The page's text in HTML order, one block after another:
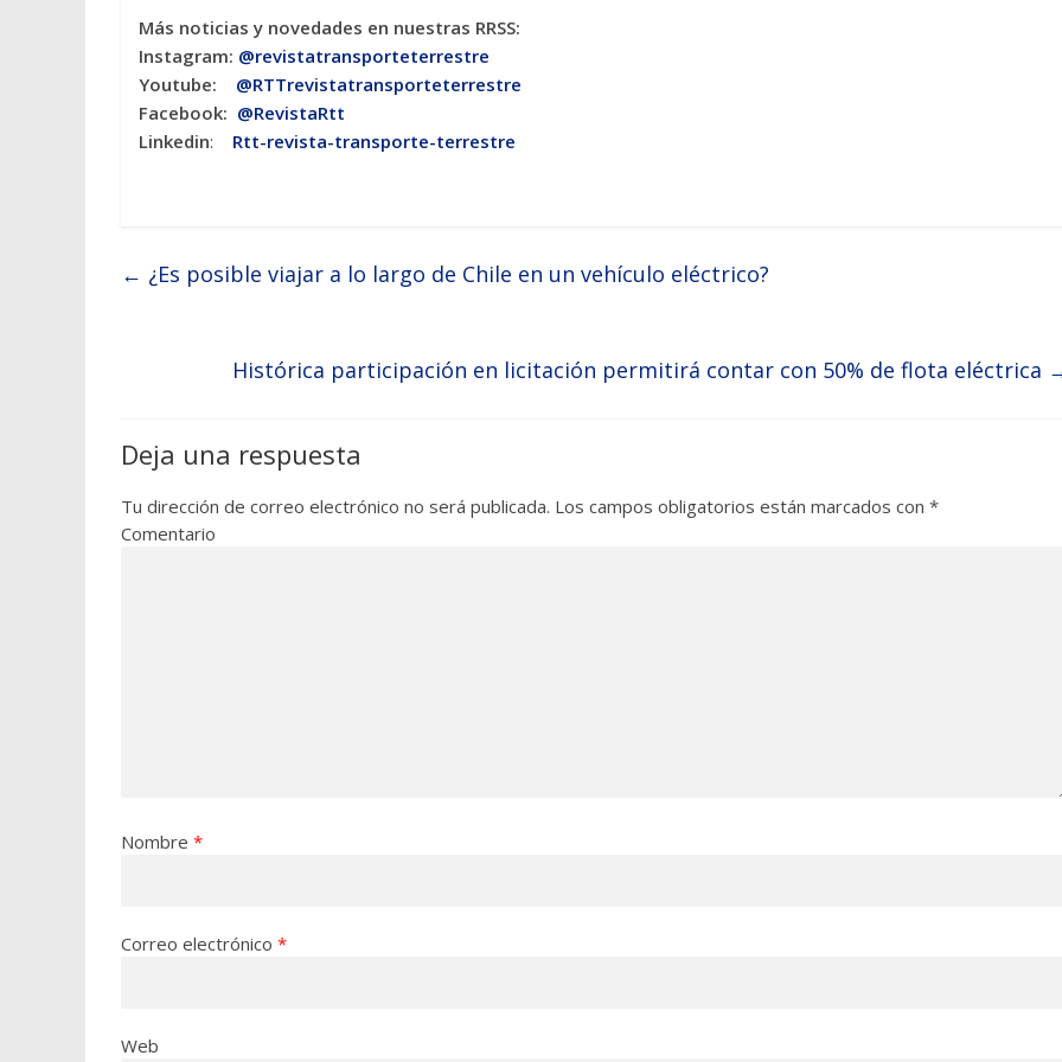
Más noticias y novedades en nuestras RRSS:
Instagram: @revistatransporteterrestre
Youtube: @RTTrevistatransporteterrestre
Facebook: @RevistaRtt
Linkedin: Rtt-revista-transporte-terrestre
← ¿Es posible viajar a lo largo de Chile en un vehículo eléctrico?
Histórica participación en licitación permitirá contar con 50% de flota eléctrica
Deja una respuesta
Tu dirección de correo electrónico no será publicada. Los campos obligatorios están marcados con *
Comentario
Nombre *
Correo electrónico *
Web